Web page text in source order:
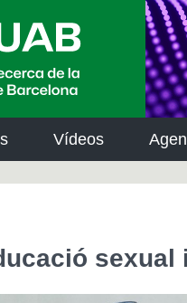
Vídeos
sexual